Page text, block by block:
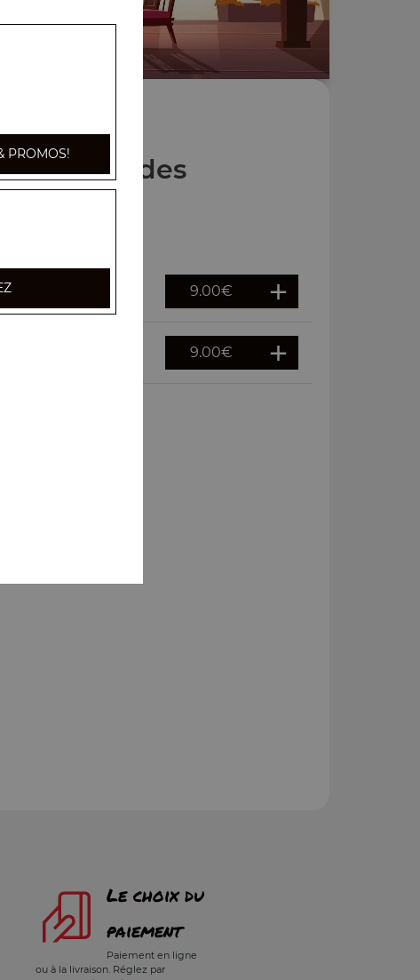
Nos Salades
9.00€
9.00€
Le choix du
paiement
Paiement en ligne
ou à la livraison. Réglez par
PROMOS!